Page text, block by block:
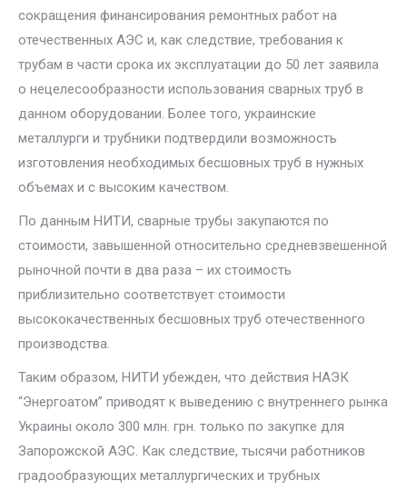
сокращения финансирования ремонтных работ на
отечественных АЭС и, как следствие, требования к
трубам в части срока их эксплуатации до 50 лет заявила
о нецелесообразности использования сварных труб в
данном оборудовании. Более того, украинские
металлурги и трубники подтвердили возможность
изготовления необходимых бесшовных труб в нужных
объемах и с высоким качеством.
По данным НИТИ, сварные трубы закупаются по
стоимости, завышенной относительно средневзвешенной
рыночной почти в два раза – их стоимость
приблизительно соответствует стоимости
высококачественных бесшовных труб отечественного
производства.
Таким образом, НИТИ убежден, что действия НАЭК
“Энергоатом” приводят к выведению с внутреннего рынка
Украины около 300 млн. грн. только по закупке для
Запорожской АЭС. Как следствие, тысячи работников
градообразующих металлургических и трубных